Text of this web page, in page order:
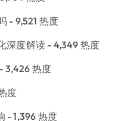
- 9,521 热度
深度解读 - 4,349 热度
- 3,426 热度
度
- 1,396 热度